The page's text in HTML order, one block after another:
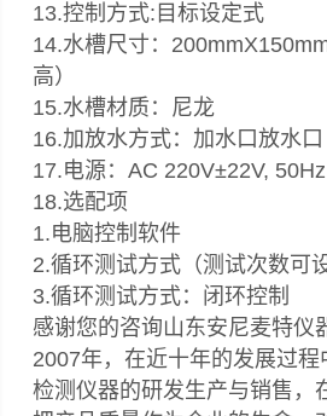
13.控制方式:目标设定式
14.水槽尺寸：
高）
15.水槽材质：尼龙
16.加放水方式：加水口放水口
17.电源：AC 220V±22V, 50Hz
18.选配项
1.电脑控制软件
2.循环测试方式（测试次数可
3.循环测试方式：闭环控制
感谢您的咨询山东安尼麦特仪
2007年，在近十年的发展过
检测仪器的研发生产与销售，